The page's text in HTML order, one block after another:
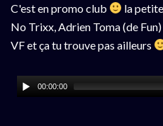
C'est en promo club
la
No Trixx, Adrien Toma (de
VF et ça tu trouve pas ailleurs
00:00:00